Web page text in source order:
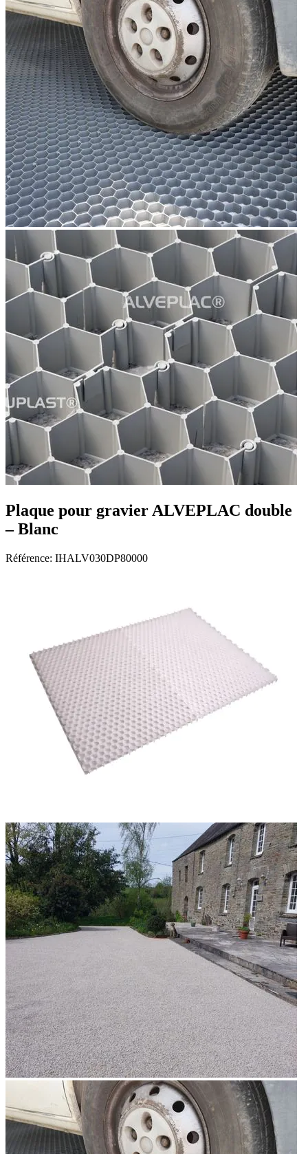
Plaque pour gravier ALVEPLAC double
– Blanc
Référence: IHALV030DP80000